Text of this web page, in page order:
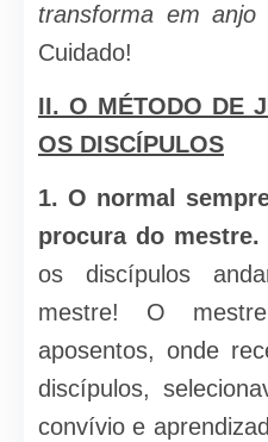
transforma em anjo
Cuidado!
II. O MÉTODO DE
OS DISCÍPULOS
1. O normal
procura do mes­tre.
os discípulos
mestre! O
aposentos, onde
discípu­los,
convívio e